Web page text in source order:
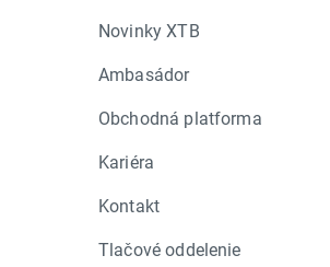
Novinky XTB
Ambasádor
Obchodná platforma
Kariéra
Kontakt
Tlačové oddelenie